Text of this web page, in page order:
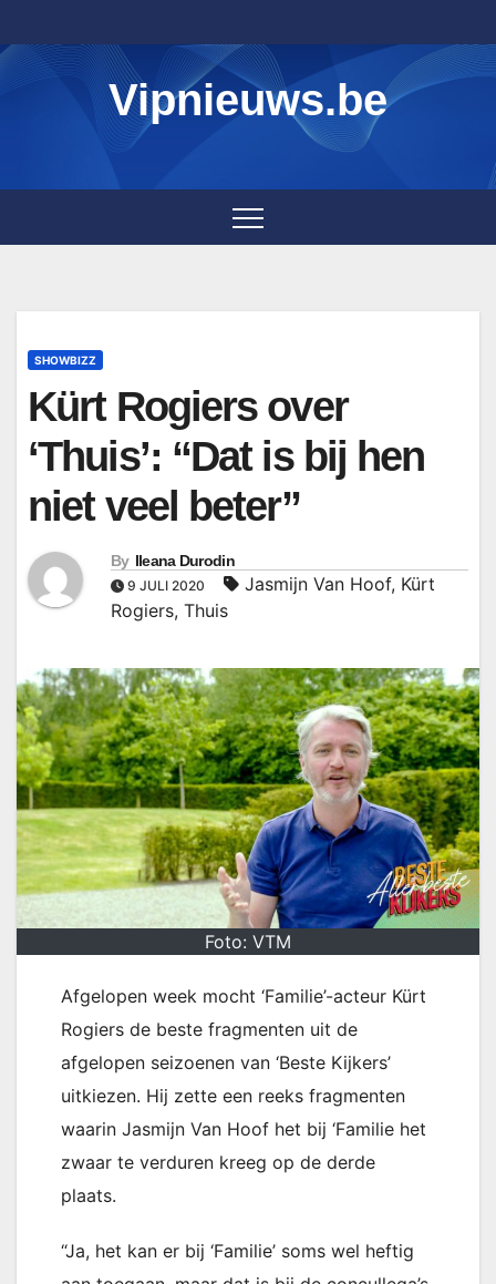
to
content
Vipnieuws.be
SHOWBIZZ
Kürt Rogiers over
‘Thuis’: “Dat is bij hen
niet veel beter”
By Ileana Durodin
9 JULI 2020 Jasmijn Van Hoof, Kürt
Rogiers, Thuis
Foto: VTM
Afgelopen week mocht ‘Familie’-acteur Kürt
Rogiers de beste fragmenten uit de
afgelopen seizoenen van ‘Beste Kijkers’
uitkiezen. Hij zette een reeks fragmenten
waarin Jasmijn Van Hoof het bij ‘Familie het
zwaar te verduren kreeg op de derde
plaats.
“Ja, het kan er bij ‘Familie’ soms wel heftig